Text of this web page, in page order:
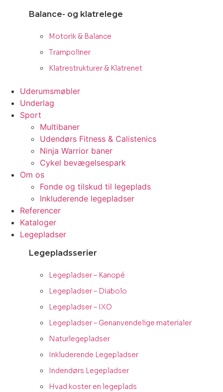
Balance- og klatrelege
Motorik & Balance
Trampoliner
Klatrestrukturer & Klatrenet
Uderumsmøbler
Underlag
Sport
Multibaner
Udendørs Fitness & Calistenics
Ninja Warrior baner
Cykel bevægelsespark
Om os
Fonde og tilskud til legeplads
Inkluderende legepladser
Referencer
Kataloger
Legepladser
Legepladsserier
Legepladser – Kanopé
Legepladser – Diabolo
Legepladser – IXO
Legepladser – Genanvendelige materialer
Naturlegepladser
Inkluderende Legepladser
Indendørs Legepladser
Hvad koster en legeplads